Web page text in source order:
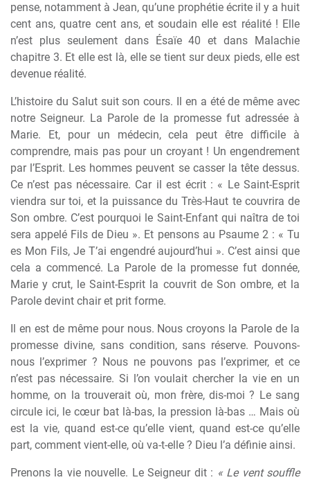
pense, notamment à Jean, qu’une prophétie écrite il y a huit
cent ans, quatre cent ans, et soudain elle est réalité ! Elle
n’est plus seulement dans Ésaïe 40 et dans Malachie
chapitre 3. Et elle est là, elle se tient sur deux pieds, elle est
devenue réalité.
L’histoire du Salut suit son cours. Il en a été de même avec
notre Seigneur. La Parole de la promesse fut adressée à
Marie. Et, pour un médecin, cela peut être difficile à
comprendre, mais pas pour un croyant ! Un engendrement
par l’Esprit. Les hommes peuvent se casser la tête dessus.
Ce n’est pas nécessaire. Car il est écrit : « Le Saint-Esprit
viendra sur toi, et la puissance du Très-Haut te couvrira de
Son ombre. C’est pourquoi le Saint-Enfant qui naîtra de toi
sera appelé Fils de Dieu ». Et pensons au Psaume 2 : « Tu
es Mon Fils, Je T’ai engendré aujourd’hui ». C’est ainsi que
cela a commencé. La Parole de la promesse fut donnée,
Marie y crut, le Saint-Esprit la couvrit de Son ombre, et la
Parole devint chair et prit forme.
Il en est de même pour nous. Nous croyons la Parole de la
promesse divine, sans condition, sans réserve. Pouvons-
nous l’exprimer ? Nous ne pouvons pas l’exprimer, et ce
n’est pas nécessaire. Si l’on voulait chercher la vie en un
homme, on la trouverait où, mon frère, dis-moi ? Le sang
circule ici, le cœur bat là-bas, la pression là-bas … Mais où
est la vie, quand est-ce qu’elle vient, quand est-ce qu’elle
part, comment vient-elle, où va-t-elle ? Dieu l’a définie ainsi.
Prenons la vie nouvelle. Le Seigneur dit : « Le vent souffle